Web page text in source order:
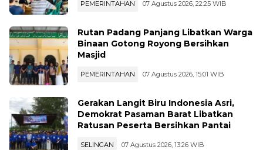
Binaan Gotong Royong Bersihkan
Masjid
PEMERINTAHAN
Demokrat Pasaman Barat Libatkan
Ratusan Peserta Bersihkan Pantai
SELINGAN 07 Agustus 2026, 13:26 WIB